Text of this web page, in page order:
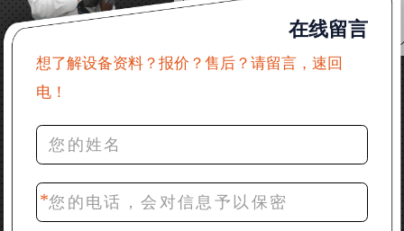
31分钟前 吴先生：成套石头破碎设备有吗？给个详细
产品资料
36分钟前 罗先生：每小时100吨左右的鄂破和反击破，
42分钟前 梁先生：膨润土磨到200目，用什么磨粉设
备？
在线留言
想了解设备资料？报价？售后？请留言，速回
电！